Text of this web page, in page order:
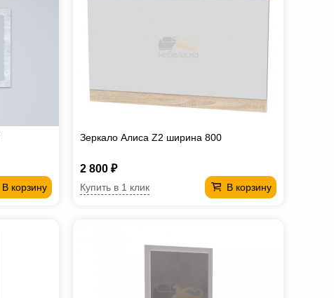
В корзину
Зеркало Алиса Z2 ширина 800
2 800 ₽
В корзину
Купить в 1 клик